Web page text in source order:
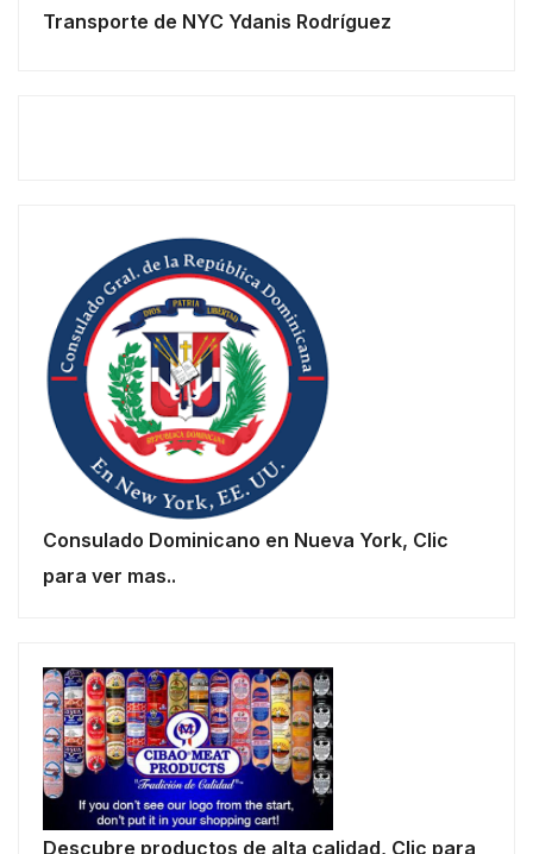
Transporte de NYC Ydanis Rodríguez
Consulado Dominicano en Nueva York, Clic
para ver mas..
Descubre productos de alta calidad, Clic para